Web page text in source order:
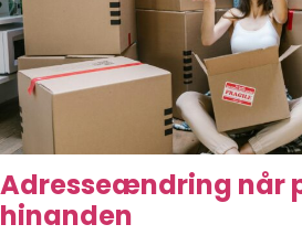
Adresseændring når
hinanden